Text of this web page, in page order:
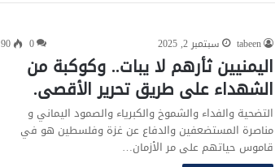
tabeen سبتمبر 2, 2025 0
90
اليمنيين ثأرهم لا يبات.. وكوكبة من
الشهداء على طريق تحرير الأقصى.
التضحية والفداء والشموخ والكبرياء والصمود اليماني و
مناصرة المستضعفين والدفاع عن غزة وفلسطين هو في
قاموس حياتهم على مر الأزمان…